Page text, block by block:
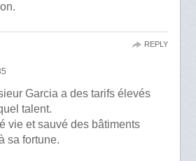
Garcia a des tarifs élevés
talent.
vie et sauvé des bâtiments
sa fortune.
REPLY